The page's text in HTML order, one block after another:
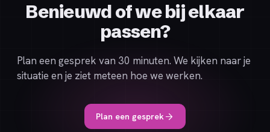
Benieuwd of we bij elkaar
passen?
Plan een gesprek van 30 minuten. We kijken naar je
situatie en je ziet meteen hoe we werken.
Plan een gesprek